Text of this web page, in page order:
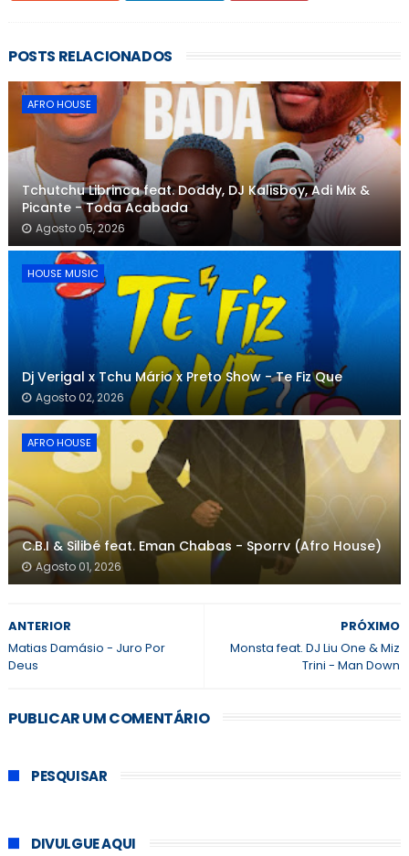
POSTS RELACIONADOS
AFRO HOUSE
Tchutchu Librinca feat. Doddy, DJ Kalisboy, Adi Mix &
Picante - Toda Acabada
Agosto 05, 2026
HOUSE MUSIC
Dj Verigal x Tchu Mário x Preto Show - Te Fiz Que
Agosto 02, 2026
AFRO HOUSE
C.B.I & Silibé feat. Eman Chabas - Sporrv (Afro House)
Agosto 01, 2026
PRÓXIMO
Monsta feat. DJ Liu One & Miz
Trini - Man Down
ANTERIOR
Matias Damásio - Juro Por
Deus
PUBLICAR UM COMENTÁRIO
PESQUISAR
DIVULGUE AQUI